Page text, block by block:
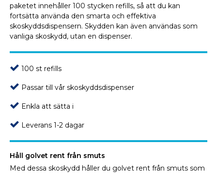
paketet innehåller 100 stycken refills, så att du kan
fortsätta använda den smarta och effektiva
skoskyddsdispensern. Skydden kan även användas som
vanliga skoskydd, utan en dispenser.
100 st refills
Passar till vår skoskyddsdispenser
Enkla att sätta i
Leverans 1-2 dagar
Håll golvet rent från smuts
Med dessa skoskydd håller du golvet rent från smuts som